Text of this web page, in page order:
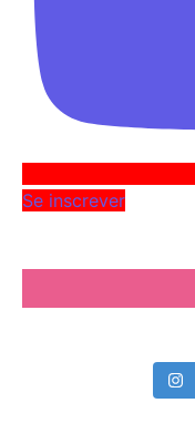
Se inscrever